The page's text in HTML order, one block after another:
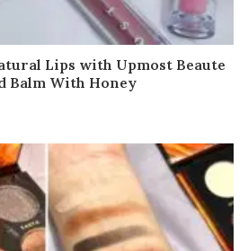
Lips with Upmost Beaute
Balm With Honey